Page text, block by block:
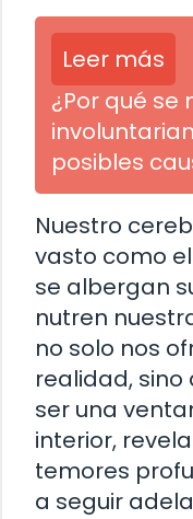
Leer más
¿Por qué se
posibles
Nuestro
vasto como
se albergan
nutren
no solo nos
realidad,
ser una
interior,
temores
a seguir